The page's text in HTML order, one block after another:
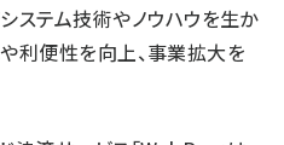
ステム技術やノウハウを生か
利便性を向上、事業拡大を